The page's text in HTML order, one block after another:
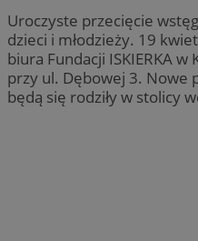
Uroczyste przecięcie
dzieci i młodzieży. 19
biura Fundacji ISKIERKA
przy ul. Dębowej 3. Nowe
będą się rodziły w stolicy